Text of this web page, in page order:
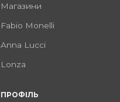
Магазини
Fabio Monelli
Anna Lucci
Lonza
ПРОФІЛЬ